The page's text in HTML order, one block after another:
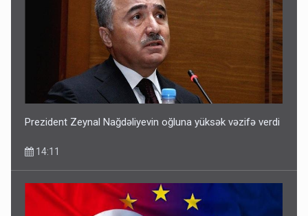
Prezident Zeynal Nağdəliyevin oğluna yüksək vəzifə verdi
14:11